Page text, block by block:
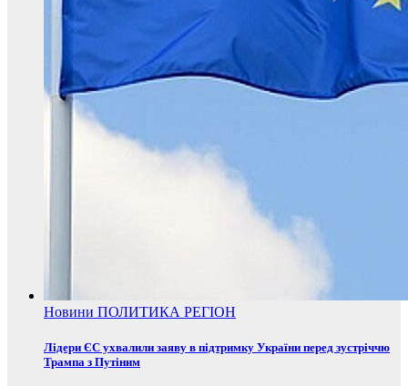
Новини ПОЛИТИКА РЕГІОН
Лідери ЄС ухвалили заяву в підтримку України перед зустріччю
Трампа з Путіним